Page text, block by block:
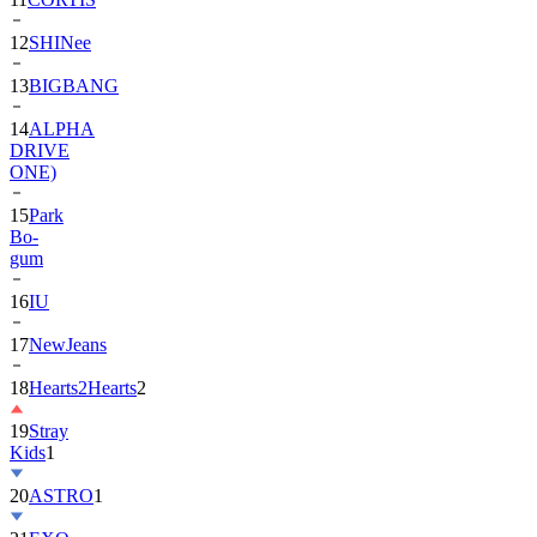
12SHINee
13BIGBANG
14ALPHA
DRIVE
ONE)
15Park
Bo-
gum
16IU
17NewJeans
18Hearts2Hearts2
19Stray
Kids1
20ASTRO1